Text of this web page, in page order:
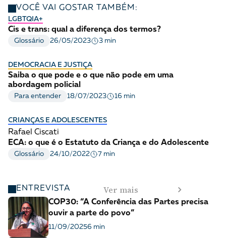
VOCÊ VAI GOSTAR TAMBÉM:
LGBTQIA+
Cis e trans: qual a diferença dos termos?
Glossário 26/05/2023 3 min
DEMOCRACIA E JUSTIÇA
Saiba o que pode e o que não pode em uma
abordagem policial
Para entender 18/07/2023 16 min
CRIANÇAS E ADOLESCENTES
Rafael Ciscati
ECA: o que é o Estatuto da Criança e do Adolescente
Glossário 24/10/2022 7 min
ENTREVISTA Ver mais
COP30: “A Conferência das Partes precisa
ouvir a parte do povo”
11/09/20256 min